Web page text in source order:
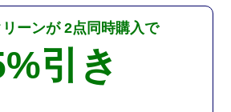
ーンが 2点同時購入で
引き